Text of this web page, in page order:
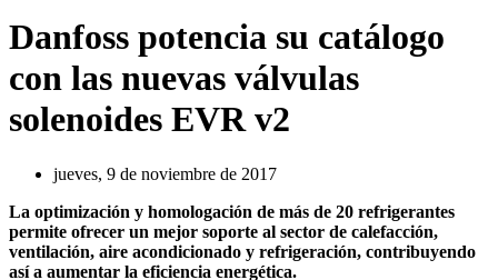
Danfoss potencia su catálogo
con las nuevas válvulas
solenoides EVR v2
jueves, 9 de noviembre de 2017
La optimización y homologación de más de 20 refrigerantes
permite ofrecer un mejor soporte al sector de calefacción,
ventilación, aire acondicionado y refrigeración, contribuyendo
así a aumentar la eficiencia energética.